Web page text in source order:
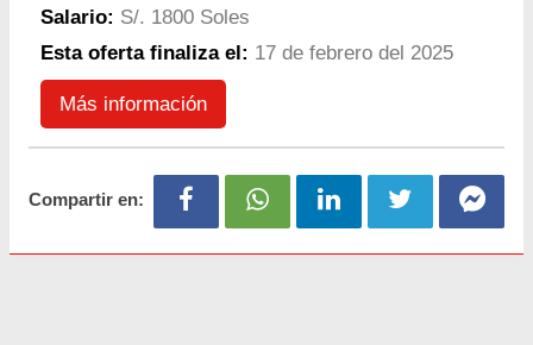
Salario: S/. 1800 Soles
Esta oferta finaliza el: 17 de febrero del 2025
Más información
Compartir en: